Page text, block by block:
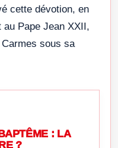
cette dévotion, en
au Pape Jean XXII,
sous sa
: LA
?